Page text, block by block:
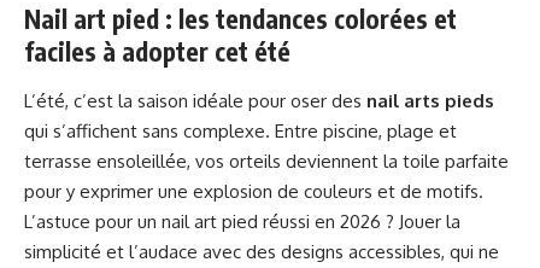
Nail art pied : les tendances colorées et
faciles à adopter cet été
L’été, c’est la saison idéale pour oser des nail arts pieds
qui s’affichent sans complexe. Entre piscine, plage et
terrasse ensoleillée, vos orteils deviennent la toile parfaite
pour y exprimer une explosion de couleurs et de motifs.
L’astuce pour un nail art pied réussi en 2026 ? Jouer la
simplicité et l’audace avec des designs accessibles, qui ne